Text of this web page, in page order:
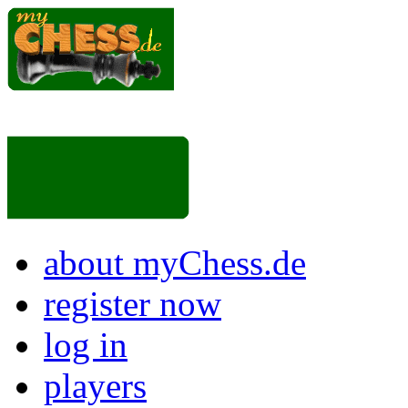
about myChess.de
register now
log in
players